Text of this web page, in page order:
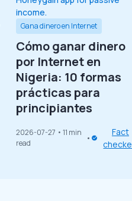
Gana dinero en Internet
Cómo ganar dinero
por Internet en
Nigeria: 10 formas
prácticas para
principiantes
2026-07-27 • 11 min
read
Fact